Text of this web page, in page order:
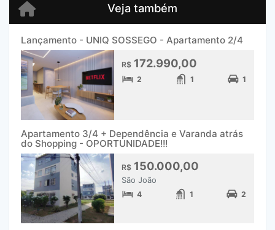
Veja também
Lançamento - UNIQ SOSSEGO - Apartamento 2/4
R$ 172.990,00
2 1 1
Apartamento 3/4 + Dependência e Varanda atrás
do Shopping - OPORTUNIDADE!!!
R$ 150.000,00
São João
4 1 2